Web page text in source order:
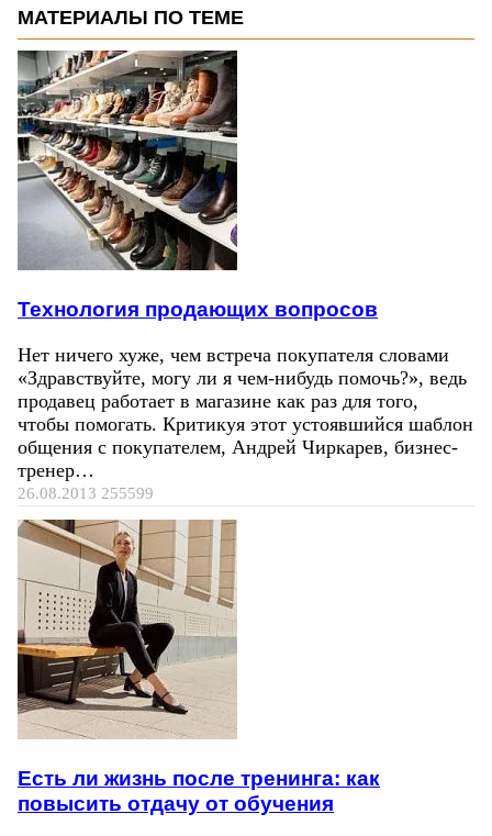
МАТЕРИАЛЫ ПО ТЕМЕ
Технология продающих вопросов
Нет ничего хуже, чем встреча покупателя словами
«Здравствуйте, могу ли я чем-нибудь помочь?», ведь
продавец работает в магазине как раз для того,
чтобы помогать. Критикуя этот устоявшийся шаблон
общения с покупателем, Андрей Чиркарев, бизнес-
тренер…
26.08.2013 255599
Есть ли жизнь после тренинга: как
повысить отдачу от обучения